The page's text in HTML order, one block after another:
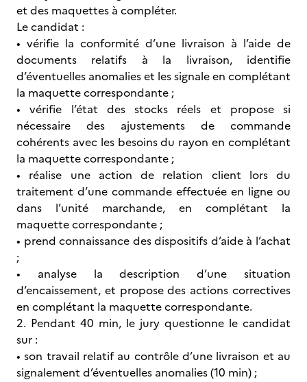
et des maquettes à compléter.
Le candidat :
• vérifie la conformité d’une livraison à l’aide de
documents relatifs à la livraison, identifie
d’éventuelles anomalies et les signale en complétant
la maquette correspondante ;
• vérifie l’état des stocks réels et propose si
nécessaire des ajustements de commande
cohérents avec les besoins du rayon en complétant
la maquette correspondante ;
• réalise une action de relation client lors du
traitement d’une commande effectuée en ligne ou
dans l’unité marchande, en complétant la
maquette correspondante ;
• prend connaissance des dispositifs d’aide à l’achat
;
• analyse la description d’une situation
d’encaissement, et propose des actions correctives
en complétant la maquette correspondante.
2. Pendant 40 min, le jury questionne le candidat
sur :
• son travail relatif au contrôle d’une livraison et au
signalement d’éventuelles anomalies (10 min) ;